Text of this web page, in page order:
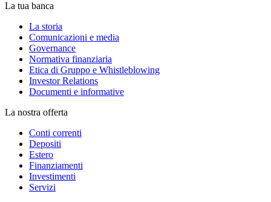
La tua banca
La storia
Comunicazioni e media
Governance
Normativa finanziaria
Etica di Gruppo e Whistleblowing
Investor Relations
Documenti e informative
La nostra offerta
Conti correnti
Depositi
Estero
Finanziamenti
Investimenti
Servizi